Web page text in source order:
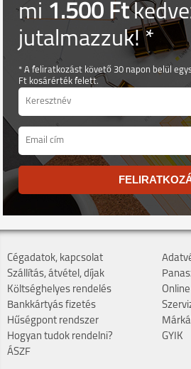
mi1.500 Ft
jutalmazzuk! *
* A feliratkozást követő 30 napon belül
Ft kosárérték felett.
Cégadatok, kapcsolat
Szállítás, átvétel, díjak
Költséghelyes rendelés
Bankkártyás fizetés
Hűségpont rendszer
Hogyan tudok rendelni?
ÁSZF
GYIK